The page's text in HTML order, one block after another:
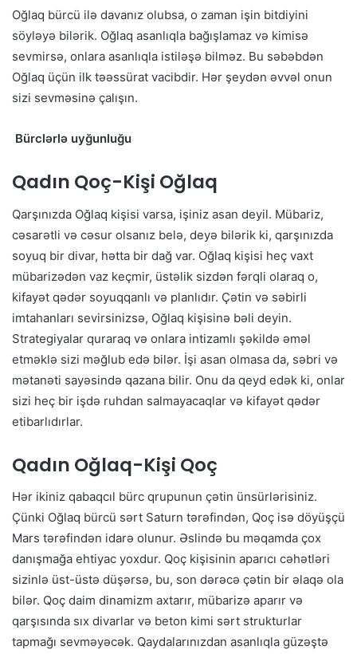
Oğlaq bürcü ilə davanız olubsa, o zaman işin bitdiyini
söyləyə bilərik. Oğlaq asanlıqla bağışlamaz və kimisə
sevmirsə, onlara asanlıqla istiləşə bilməz. Bu səbəbdən
Oğlaq üçün ilk təəssürat vacibdir. Hər şeydən əvvəl onun
sizi sevməsinə çalışın.
Bürclərlə uyğunluğu
Qadın Qoç-Kişi Oğlaq
Qarşınızda Oğlaq kişisi varsa, işiniz asan deyil. Mübariz,
cəsarətli və cəsur olsanız belə, deyə bilərik ki, qarşınızda
soyuq bir divar, hətta bir dağ var. Oğlaq kişisi heç vaxt
mübarizədən vaz keçmir, üstəlik sizdən fərqli olaraq o,
kifayət qədər soyuqqanlı və planlıdır. Çətin və səbirli
imtahanları sevirsinizsə, Oğlaq kişisinə bəli deyin.
Strategiyalar quraraq və onlara intizamlı şəkildə əməl
etməklə sizi məğlub edə bilər. İşi asan olmasa da, səbri və
mətanəti sayəsində qazana bilir. Onu da qeyd edək ki, onlar
sizi heç bir işdə ruhdan salmayacaqlar və kifayət qədər
etibarlıdırlar.
Qadın Oğlaq-Kişi Qoç
Hər ikiniz qabaqcıl bürc qrupunun çətin ünsürlərisiniz.
Çünki Oğlaq bürcü sərt Saturn tərəfindən, Qoç isə döyüşçü
Mars tərəfindən idarə olunur. Əslində bu məqamda çox
danışmağa ehtiyac yoxdur. Qoç kişisinin aparıcı cəhətləri
sizinlə üst-üstə düşərsə, bu, son dərəcə çətin bir əlaqə ola
bilər. Qoç daim dinamizm axtarır, mübarizə aparır və
qarşısında sıx divarlar və beton kimi sərt strukturlar
tapmağı sevməyəcək. Qaydalarınızdan asanlıqla güzəştə